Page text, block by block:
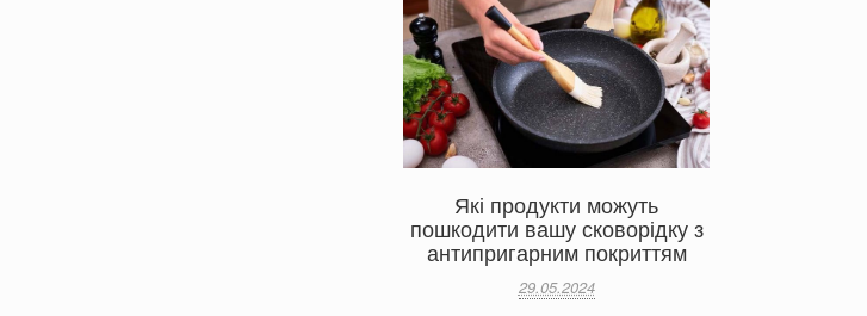
Які продукти можуть
пошкодити вашу сковорідку з
антипригарним покриттям
29.05.2024